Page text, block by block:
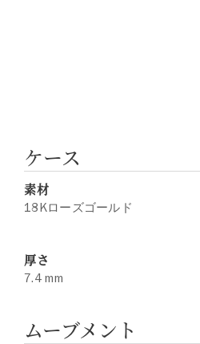
ケース
素材
18Kローズゴールド
厚さ
7.4 mm
ムーブメント